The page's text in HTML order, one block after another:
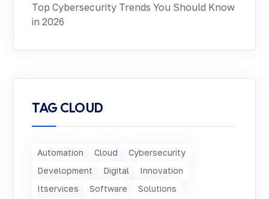
Top Cybersecurity Trends You Should Know
in 2026
TAG CLOUD
Automation Cloud
Cybersecurity
Development
Digital
Innovation
Itservices
Software
Solutions